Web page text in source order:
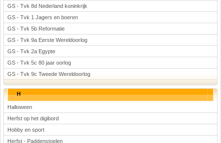
GS - Tvk 8d Nederland koninkrijk
GS - Tvk 1 Jagers en boeren
GS - Tvk 5b Reformatie
GS - Tvk 9a Eerste Wereldoorlog
GS - Tvk 2a Egypte
GS - Tvk 5c 80 jaar oorlog
GS - Tvk 9c Tweede Wereldoorlog
H
Halloween
Herfst op het digibord
Hobby en sport
Herfst - Paddenstoelen